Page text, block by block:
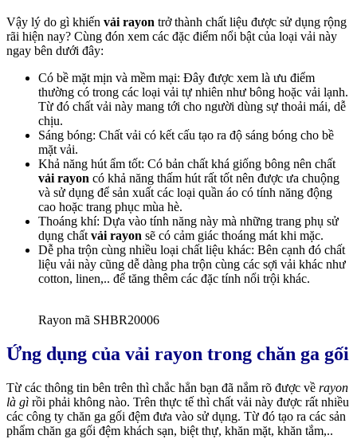
Vậy lý do gì khiến vải rayon trở thành chất liệu được sử dụng rộng
rãi hiện nay? Cùng đón xem các đặc điểm nổi bật của loại vải này
ngay bên dưới đây:
Có bề mặt mịn và mềm mại: Đây được xem là ưu điểm
thường có trong các loại vải tự nhiên như bông hoặc vải lạnh.
Từ đó chất vải này mang tới cho người dùng sự thoải mái, dễ
chịu.
Sáng bóng: Chất vải có kết cấu tạo ra độ sáng bóng cho bề
mặt vải.
Khả năng hút ẩm tốt: Có bản chất khá giống bông nên chất
vải rayon có khả năng thấm hút rất tốt nên được ưa chuộng
và sử dụng để sản xuất các loại quần áo có tính năng động
cao hoặc trang phục mùa hè.
Thoáng khí: Dựa vào tính năng này mà những trang phụ sử
dụng chất vải rayon sẽ có cảm giác thoáng mát khi mặc.
Dễ pha trộn cùng nhiều loại chất liệu khác: Bên cạnh đó chất
liệu vải này cũng dễ dàng pha trộn cùng các sợi vải khác như
cotton, linen,.. để tăng thêm các đặc tính nổi trội khác.
Rayon mã SHBR20006
Ứng dụng của vải rayon trong chăn ga gối
Từ các thông tin bên trên thì chắc hẳn bạn đã nắm rõ được về rayon
là gì rồi phải không nào. Trên thực tế thì chất vải này được rất nhiều
các công ty chăn ga gối đệm đưa vào sử dụng. Từ đó tạo ra các sản
phẩm chăn ga gối đệm khách sạn, biệt thự, khăn mặt, khăn tắm,..